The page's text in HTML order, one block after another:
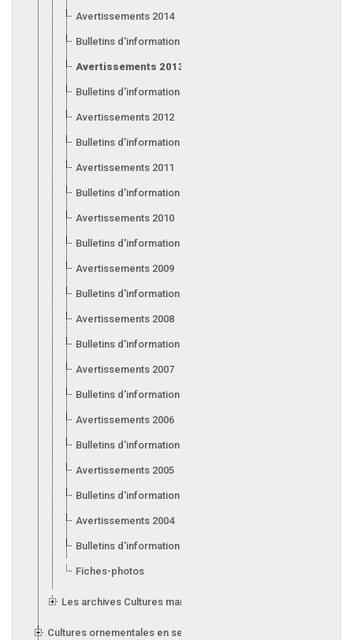
Avertissements 2014
Bulletins d'information 2014
Avertissements 2013
Bulletins d'information 2013
Avertissements 2012
Bulletins d’information 2012
Avertissements 2011
Bulletins d'information 2011
Avertissements 2010
Bulletins d'information 2010
Avertissements 2009
Bulletins d'information 2009
Avertissements 2008
Bulletins d'information 2008
Avertissements 2007
Bulletins d'information 2007
Avertissements 2006
Bulletins d'information 2006
Avertissements 2005
Bulletins d'information 2005
Avertissements 2004
Bulletins d'information 2004
Fiches-photos
Les archives Cultures maraîchères et fruitières en serre
Cultures ornementales en serre